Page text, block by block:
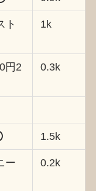
ト
1k
円2
0.3k
1.5k
ー
0.2k